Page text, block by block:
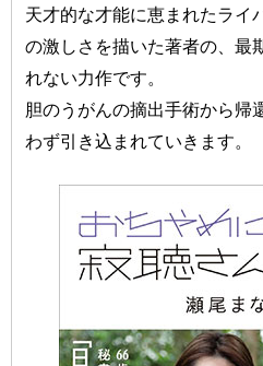
天才的な才能に恵まれたライ
の激しさを描いた著者の、最
れない力作です。
胆のうがんの摘出手術から帰
わず引き込まれていきます。